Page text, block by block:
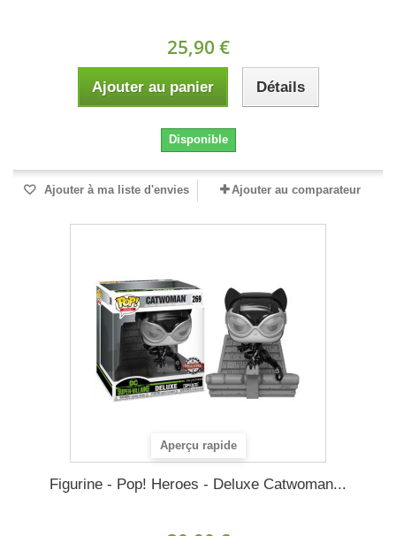
25,90 €
Ajouter au panier Détails
Disponible
Ajouter à ma liste d'envies Ajouter au comparateur
Aperçu rapide
Figurine - Pop! Heroes - Deluxe Catwoman...